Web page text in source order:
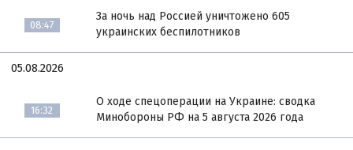
08:47
За ночь над Россией уничтожено 605
украинских беспилотников
05.08.2026
16:32
О ходе спецоперации на Украине: сводка
Минобороны РФ на 5 августа 2026 года